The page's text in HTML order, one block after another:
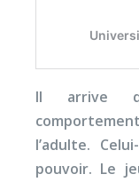
Il arrive
l’adulte.
pouvoir. Le